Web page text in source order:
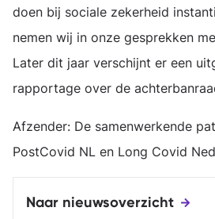
doen bij sociale zekerheid
nemen wij in onze gesprekken
Later dit jaar verschijnt er een
rapportage over de
Afzender: De samenwerkende
PostCovid NL en Long Covid
Naar nieuwsoverzicht